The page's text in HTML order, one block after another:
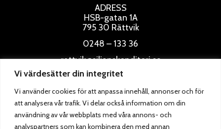
Vi värdesätter din integritet
Vi använder cookies för att anpassa innehåll, annonser och för
att analysera vår trafik. Vi delar också information om din
användning av vår webbplats med våra annons- och
analyspartners som kan kombinera den med annan
ADRESS
HSB-gatan 1A
795 30 Rättvik
0248 – 133 36
rattvik@siljanskonditori.se
ÖPPETTIDER